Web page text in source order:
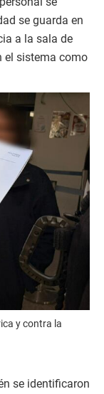
se guarda en
a la sala de
el sistema como
y contra la
se identificaron